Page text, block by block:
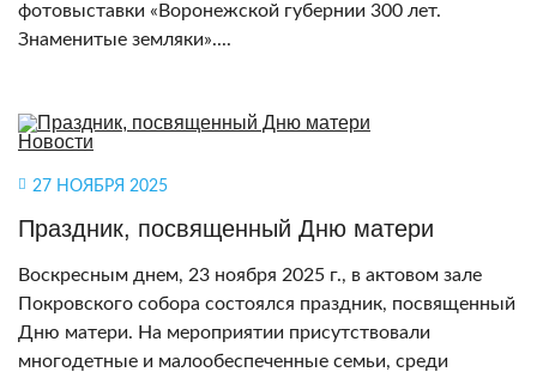
фотовыставки «Воронежской губернии 300 лет.
Знаменитые земляки»....
27 НОЯБРЯ 2025
Праздник, посвященный Дню матери
Воскресным днем, 23 ноября 2025 г., в актовом зале
Покровского собора состоялся праздник, посвященный
Дню матери. На мероприятии присутствовали
многодетные и малообеспеченные семьи, среди